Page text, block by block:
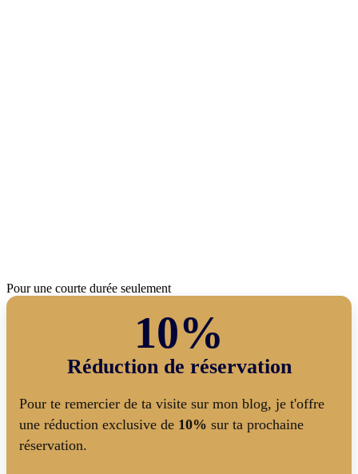
Pour une courte durée seulement
10%
Réduction de réservation
Pour te remercier de ta visite sur mon blog, je t'offre
une réduction exclusive de 10% sur ta prochaine
réservation.